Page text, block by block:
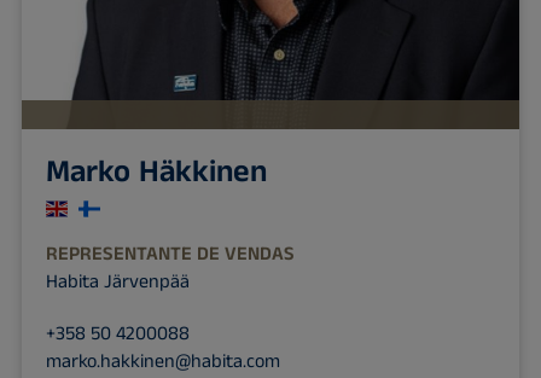
Marko Häkkinen
REPRESENTANTE DE VENDAS
Habita Järvenpää
+358 50 4200088
marko.hakkinen@habita.com